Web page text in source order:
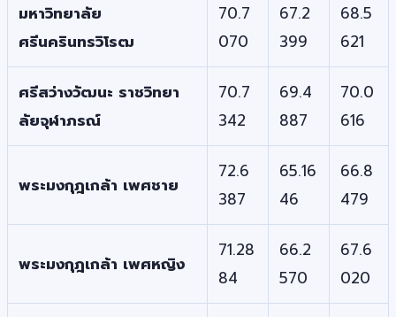
มหาวิทยาลัย
ศรีนครินทรวิโรฒ
70.7
070
67.2
399
68.5
621
ศรีสว่างวัฒนะ ราชวิทยา
ลัยจุฬาภรณ์
70.7
342
69.4
887
70.0
616
พระมงกุฎเกล้า เพศชาย
72.6
387
65.16
46
66.8
479
พระมงกุฎเกล้า เพศหญิง
71.28
84
66.2
570
67.6
020